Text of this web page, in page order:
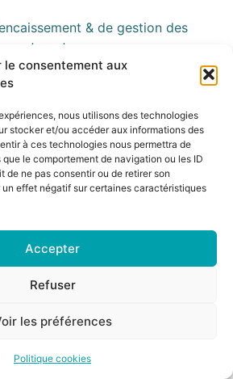
le consentement aux
nous utilisons des technologies
stocker et/ou accéder aux informations des
à ces technologies nous permettra de
le comportement de navigation ou les ID
de ne pas consentir ou de retirer son
effet négatif sur certaines caractéristiques
Accepter
Refuser
les préférences
Politique cookies
& de gestion des
restaurateurs
droits réservés